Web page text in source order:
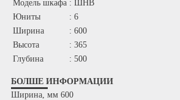
Модель шкафа : ШНВ
Юниты
: 6
Ширина
: 600
Высота
: 365
Глубина
: 500
БОЛШЕ ИНФОРМАЦИИ
Ширина, мм 600